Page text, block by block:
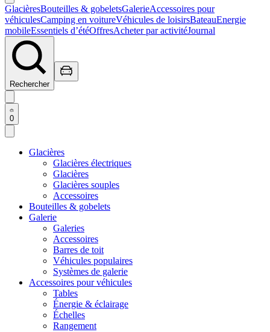
GlacièresBouteilles & gobeletsGalerieAccessoires pour
véhiculesCamping en voitureVéhicules de loisirsBateauEnergie
mobileEssentiels d’étéOffresAcheter par activitéJournal
Rechercher
0
Glacières
Glacières électriques
Glacières
Glacières souples
Accessoires
Bouteilles & gobelets
Galerie
Galeries
Accessoires
Barres de toit
Véhicules populaires
Systèmes de galerie
Accessoires pour véhicules
Tables
Énergie & éclairage
Échelles
Rangement